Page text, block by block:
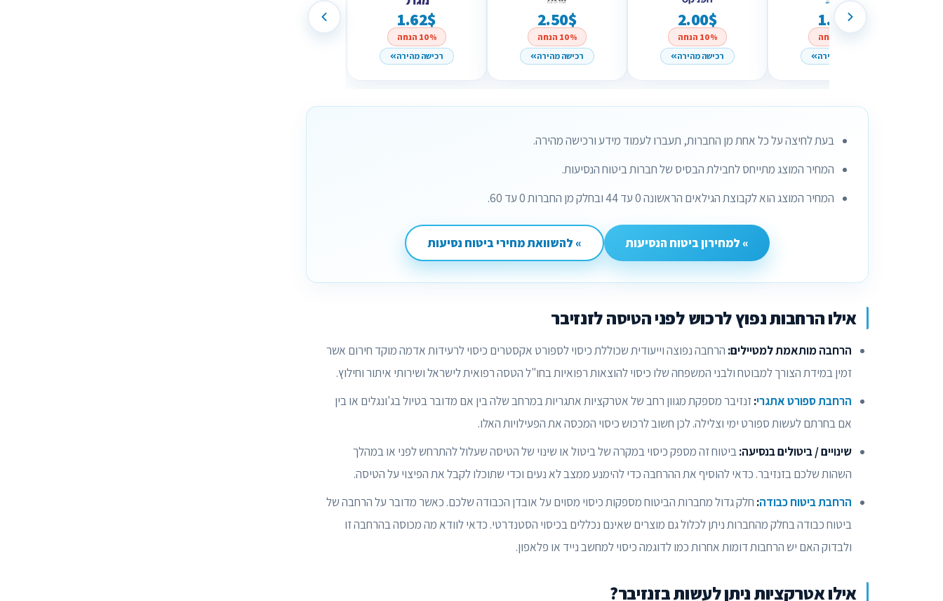
1.62$
10% הנחה
רכישה מהירה
2.50$
10% הנחה
רכישה מהירה
2.00$
10% הנחה
רכישה מהירה
1.76$
רכישה מהירה
בעת לחיצה על כל אחת מן החברות, תעברו לעמוד מידע ורכישה מהירה.
המחיר המוצג מתייחס לחבילת הבסיס של חברות ביטוח הנסיעות.
המחיר המוצג הוא לקבוצת הגילאים הראשונה 0 עד 44 ובחלק מן החברות 0 עד 60.
» למחירון ביטוח הנסיעות » להשוואת מחירי ביטוח נסיעות
אילו הרחבות נפוץ לרכוש לפני הטיסה לזנזיבר
הרחבה מותאמת למטיילים: הרחבה נפוצה וייעודית שכוללת כיסוי לספורט אקסטרים כיסוי לרעידות אדמה מוקד חירום אשר
זמין במידת הצורך למבוטח ולבני המשפחה שלו כיסוי להוצאות רפואיות בחו"ל הטסה רפואית לישראל ושירותי איתור וחילוץ.
הרחבת ספורט אתגרי:זנזיבר מספקת מגוון רחב של אטרקציות אתגריות במרחב שלה בין אם מדובר בטיול בג'ונגלים או בין
אם בחרתם לעשות ספורט ימי וצלילה. לכן חשוב לרכוש כיסוי המכסה את הפעילויות האלו.
שינויים / ביטולים בנסיעה:ביטוח זה מספק כיסוי במקרה של ביטול או שינוי של הטיסה שעלול להתרחש לפני או במהלך
השהות שלכם בזנזיבר. כדאי להוסיף את ההרחבה כדי להימנע ממצב לא נעים וכדי שתוכלו לקבל את הפיצוי על הטיסה.
הרחבת ביטוח כבודה: חלק גדול מחברות הביטוח מספקות כיסוי מסוים על אובדן הכבודה שלכם. כאשר מדובר על הרחבה של
ביטוח כבודה בחלק מהחברות ניתן לכלול גם מוצרים שאינם נכללים בכיסוי הסטנדרטי. כדאי לוודא מה מכוסה בהרחבה זו
ולבדוק האם יש הרחבות דומות אחרות כמו לדוגמה כיסוי למחשב נייד או פלאפון.
אילו אטרקציות ניתן לעשות בזנזיבר?